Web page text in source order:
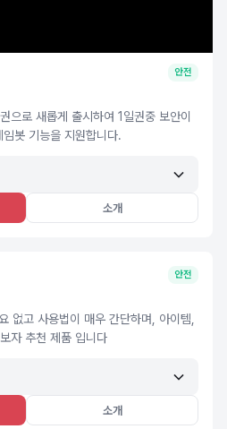
안전
으로 새롭게 출시하여 1일권중 보안이
봇 기능을 지원합니다.
소개
안전
없고 사용법이 매우 간단하며, 아이템,
자 추천 제품 입니다
소개